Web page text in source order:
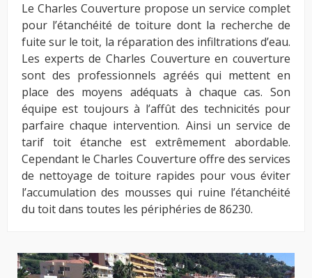
Le Charles Couverture propose un service complet
pour l’étanchéité de toiture dont la recherche de
fuite sur le toit, la réparation des infiltrations d’eau.
Les experts de Charles Couverture en couverture
sont des professionnels agréés qui mettent en
place des moyens adéquats à chaque cas. Son
équipe est toujours à l’affût des technicités pour
parfaire chaque intervention. Ainsi un service de
tarif toit étanche est extrêmement abordable.
Cependant le Charles Couverture offre des services
de nettoyage de toiture rapides pour vous éviter
l’accumulation des mousses qui ruine l’étanchéité
du toit dans toutes les périphéries de 86230.